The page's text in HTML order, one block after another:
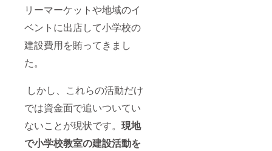
リーマーケットや地域のイ
ベントに出店して小学校の
建設費用を賄ってきまし
た。
しかし、これらの活動だけ
では資金面で追いついてい
ないことが現状です。 現地
で小学校教室の建設活動を